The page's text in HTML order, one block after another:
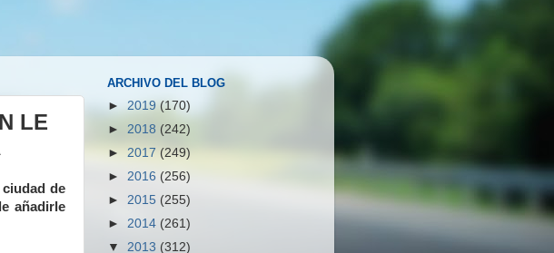
LE
ciudad de
añadirle
ARCHIVO DEL BLOG
► 2019(170)
► 2018 (242)
► 2017 (249)
► 2016 (256)
► 2015 (255)
► 2014 (261)
▼ 2013 (312)